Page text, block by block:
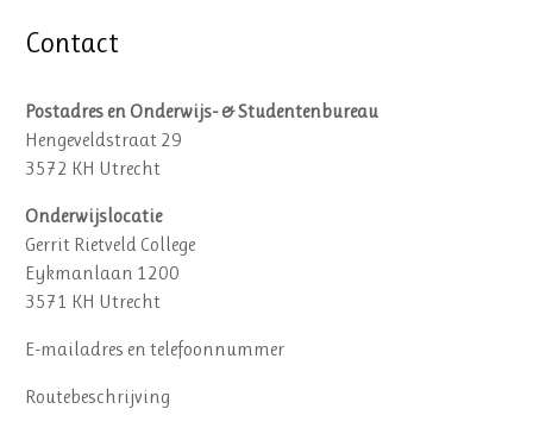
Contact
Postadres en Onderwijs- & Studentenbureau
Hengeveldstraat 29
3572 KH Utrecht
Onderwijslocatie
Gerrit Rietveld College
Eykmanlaan 1200
3571 KH Utrecht
E-mailadres en telefoonnummer
Routebeschrijving